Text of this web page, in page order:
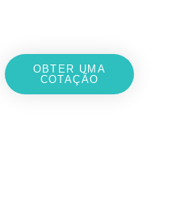
OBTER UMA
COTAÇÃO